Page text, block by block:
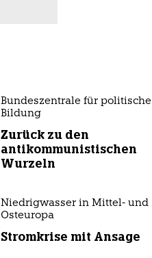
Bundeszentrale für politische
Bildung
Zurück zu den
antikommunistischen
Wurzeln
Niedrigwasser in Mittel- und
Osteuropa
Stromkrise mit Ansage